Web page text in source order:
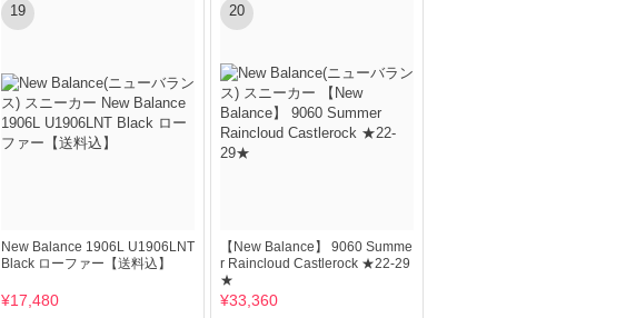
19
New Balance 1906L U1906LNT
Black ローファー【送料込】
¥17,480
20
【New Balance】 9060 Summe
r Raincloud Castlerock ★22-29
★
¥33,360